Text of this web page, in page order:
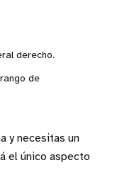
derecho.
de
y necesitas un
el único aspecto